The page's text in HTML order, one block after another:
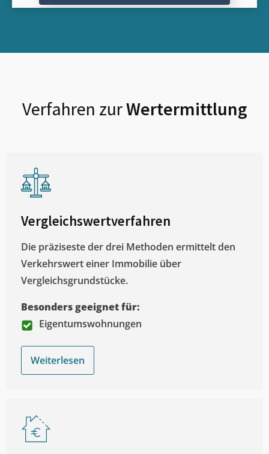
Verfahren zurWertermittlung
Vergleichswertverfahren
Die präziseste der drei Methoden ermittelt den
Verkehrswert einer Immobilie über
Vergleichsgrundstücke.
Besonders geeignet für:
Eigentumswohnungen
Weiterlesen